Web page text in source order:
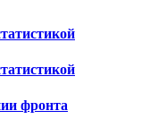
фронта